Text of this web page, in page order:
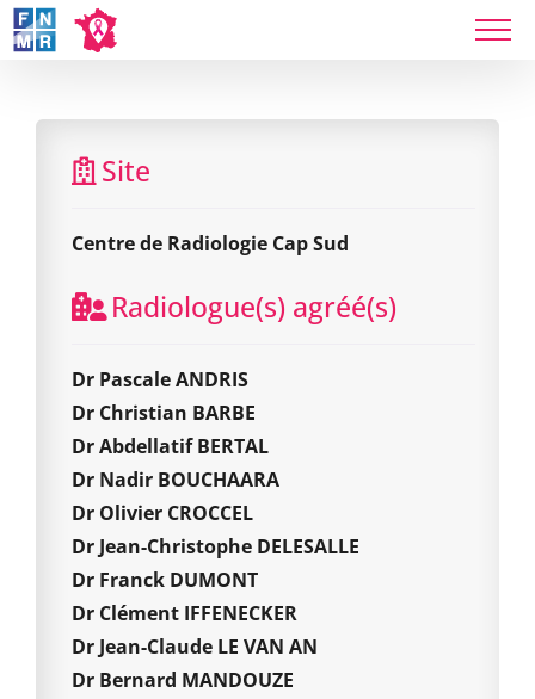
Skip
to
Site
Centre de Radiologie Cap Sud
Radiologue(s) agréé(s)
Dr Pascale ANDRIS
Dr Christian BARBE
Dr Abdellatif BERTAL
Dr Nadir BOUCHAARA
Dr Olivier CROCCEL
Dr Jean-Christophe DELESALLE
Dr Franck DUMONT
Dr Clément IFFENECKER
Dr Jean-Claude LE VAN AN
Dr Bernard MANDOUZE